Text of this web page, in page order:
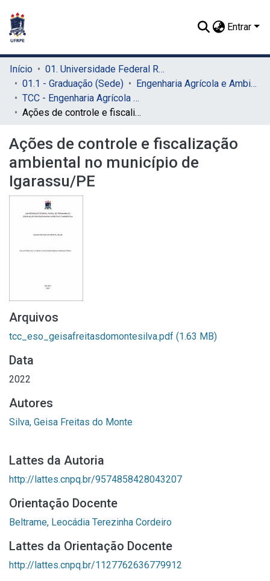
Entrar
Início
01. Universidade Federal Rural de Pernambuco - UFRPE (Sede)
01.1 - Graduação (Sede)
Engenharia Agrícola e Ambiental (Sede)
TCC - Engenharia Agrícola e Ambiental (Sede)
Ações de controle e fiscalização ambiental no município de Igarassu/PE
Ações de controle e fiscalização
ambiental no município de
Igarassu/PE
Arquivos
tcc_eso_geisafreitasdomontesilva.pdf (1.63 MB)
Data
2022
Autores
Silva, Geisa Freitas do Monte
Lattes da Autoria
http://lattes.cnpq.br/9574858428043207
Orientação Docente
Beltrame, Leocádia Terezinha Cordeiro
Lattes da Orientação Docente
http://lattes.cnpq.br/1127762636779912